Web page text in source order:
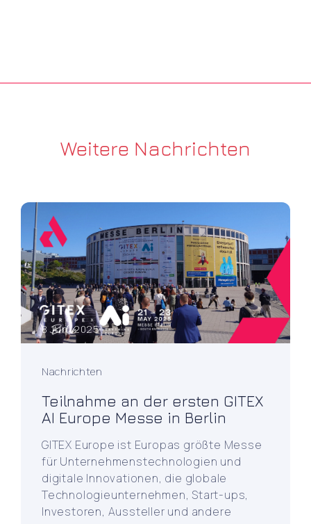
Weitere Nachrichten
8 Juni 2025
Nachrichten
Teilnahme an der ersten GITEX
AI Europe Messe in Berlin
GITEX Europe ist Europas größte Messe
für Unternehmenstechnologien und
digitale Innovationen, die globale
Technologieunternehmen, Start-ups,
Investoren, Aussteller und andere